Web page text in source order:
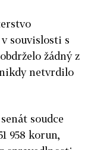
souvislosti s
žádný z
netvrdilo
soudce
958 korun,